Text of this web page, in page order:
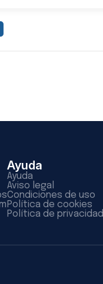
Ayuda
Ayuda
Aviso legal
Condiciones de uso
Política de cookies
Política de privacidad